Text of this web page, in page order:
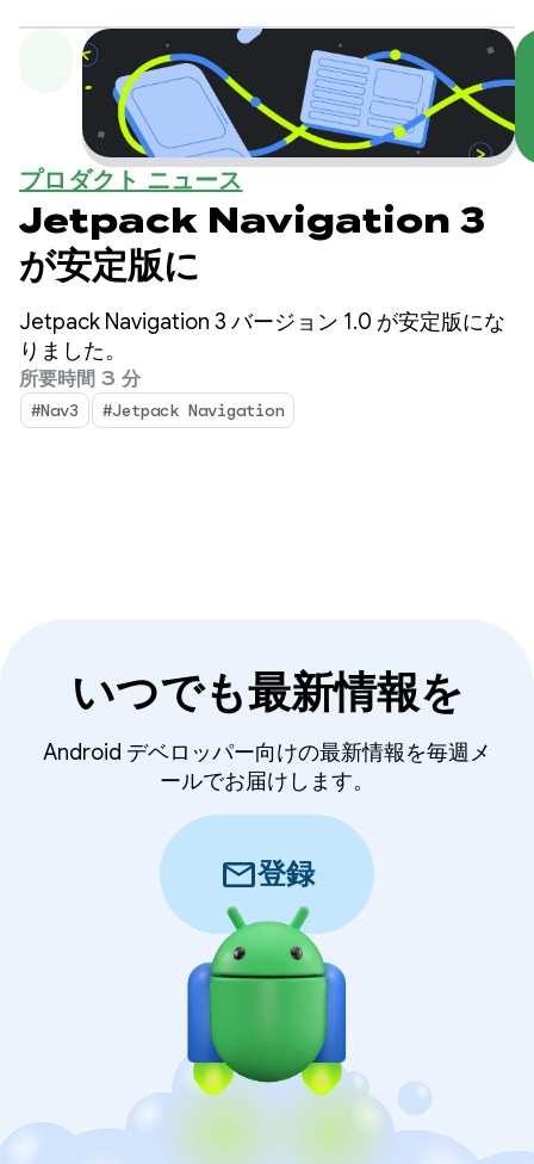
プロダクト ニュース
Jetpack Navigation 3
が安定版に
Jetpack Navigation 3 バージョン 1.0 が安定版にな
りました。
所要時間 3 分
#Nav3 #Jetpack Navigation
いつでも最新情報を
Android デベロッパー向けの最新情報を毎週メ
ールでお届けします。
mail登録